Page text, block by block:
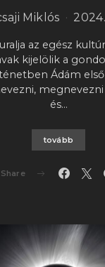
Miklós
az egész
kijelölik a
Ádám
és…
tovább
Share